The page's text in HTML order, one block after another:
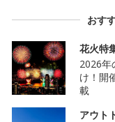
おす
花火特
2026年
け！開
載
アウト